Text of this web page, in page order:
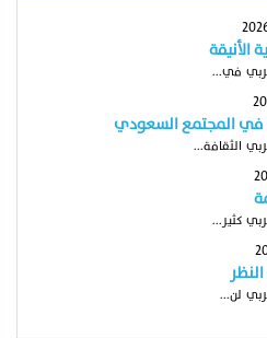
الأنيقة
في...
في المجتمع السعودي
الثقافة...
كثير...
لن...